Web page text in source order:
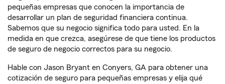
pequeñas empresas que conocen la importancia de
desarrollar un plan de seguridad financiera continua.
Sabemos que su negocio significa todo para usted. En la
medida en que crezca, asegúrese de que tiene los productos
de seguro de negocio correctos para su negocio.
Hable con Jason Bryant en Conyers, GA para obtener una
cotización de seguro para pequeñas empresas y elija qué